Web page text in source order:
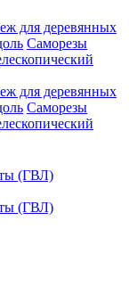
для деревянных
Саморезы
для деревянных
Саморезы
(ГВЛ)
(ГВЛ)